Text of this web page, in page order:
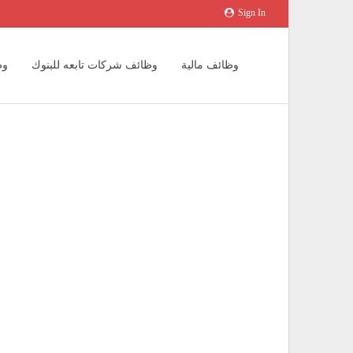
Sign In
وظائف شركات تابعه للبنوك وظائف مالية